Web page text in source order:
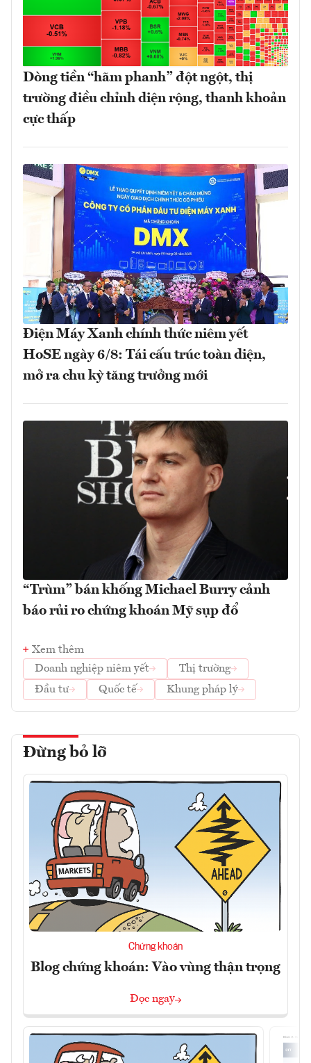
Dòng tiền “hãm phanh” đột ngột, thị
trường điều chỉnh diện rộng, thanh khoản
cực thấp
Điện Máy Xanh chính thức niêm yết
HoSE ngày 6/8: Tái cấu trúc toàn diện,
mở ra chu kỳ tăng trưởng mới
“Trùm” bán khống Michael Burry cảnh
báo rủi ro chứng khoán Mỹ sụp đổ
Xem thêm
Doanh nghiệp niêm yết
Thị trường
Đầu tư
Quốc tế Khung pháp lý
Đừng bỏ lỡ
Chứng khoán
Blog chứng khoán: Vào vùng thận trọng
Đọc ngay